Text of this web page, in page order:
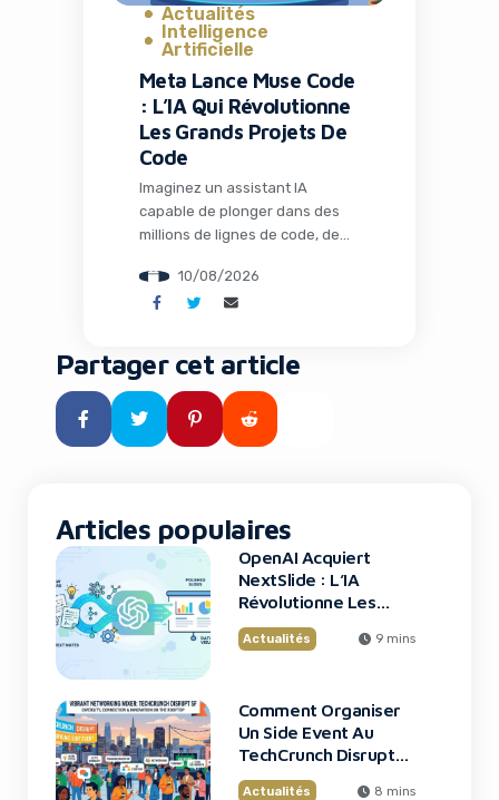
Actualités
Intelligence
Artificielle
Meta Lance Muse Code
: L’IA Qui Révolutionne
Les Grands Projets De
Code
Imaginez un assistant IA
capable de plonger dans des
millions de lignes de code, de
complexes, d’écrire le code
nécessaire et de valider le tout
exactement ce que propose
Meta avec son nouvel outil qui
arrive à point nommé pour les
équipes de développement
10/08/2026
Partager cet article
Articles populaires
OpenAI Acquiert
NextSlide : L’IA
Révolutionne Les
Présentations
Actualités 9 mins
Comment Organiser
Un Side Event Au
TechCrunch Disrupt
2026
Actualités 8 mins